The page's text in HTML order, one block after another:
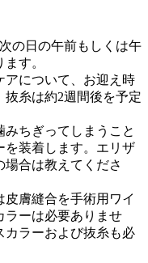
の日の午前もしくは午
す。
アについて、お迎え時
糸は約2週間後を予定
ちぎってしまうこと
を装着します。エリザ
合は教えてくださ
膚縫合を手術用ワイ
ラーは必要ありませ
カラーおよび抜糸も必